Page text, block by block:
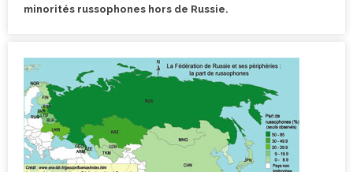
minorités russophones hors de Russie.